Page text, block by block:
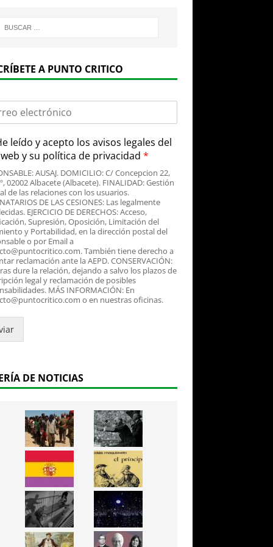
A PUNTO CRITICO
leído y acepto los avisos legales del
y su política de privacidad *
AUSAJ. DOMICILIO: C/ Concepcion 22,
02002 Albacete (Albacete). FINALIDAD: Gestión
de las relaciones con los usuarios.
DE LAS CESIONES: Las legalmente
EJERCICIO DE DERECHOS: Acceso,
Supresión, Oposición, Limitación del
y Portabilidad, en la dirección postal del
o por Email a
También tiene derecho a
reclamación ante la AEPD. CONSERVACIÓN:
dure la relación, dejando a salvo los plazos de
legal y reclamación de posibles
MÁS INFORMACIÓN: En
o en nuestras oficinas.
DE NOTICIAS